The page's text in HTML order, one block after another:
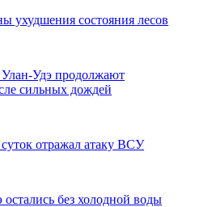
ухудшения состояния лесов
Удэ продолжают
сильных дождей
отражал атаку ВСУ
без холодной воды